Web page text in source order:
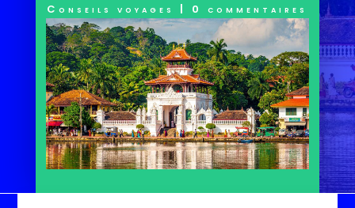
Conseils voyages
| 0 commentaires